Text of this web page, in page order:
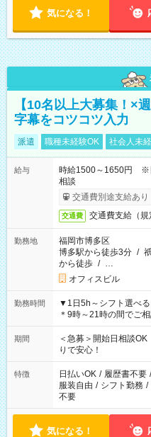
気になる！
【10名以上大募集！×
字幕をコツコツ入力
派遣 職種未経験OK 社会人未
給与
時給1500～1650円 ※
相談
交通費別途支給あり
交通費 交通費支給（規
勤務地
福岡市博多区
博多駅から徒歩3分 /
から徒歩 / …
オフィスビル
勤務時間
▼1日5h～シフト選べ
＊9時～21時の間でご
お願いします
期間
＜急募＞開始日相談
りで安心！
特徴 日払いOK / 履歴書不要 /
服装自由 / シフト勤務 /
不要
気になる！